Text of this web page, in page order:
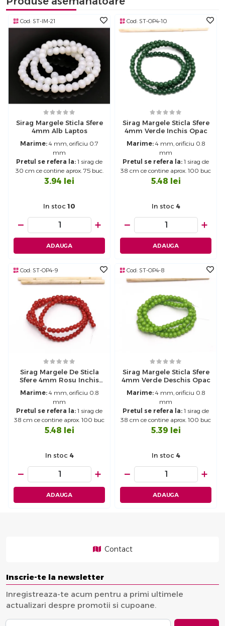
Cod: ST-IM-21
Sirag Margele Sticla Sfere
4mm Alb Laptos
Marime: 4 mm, orificiu 0.7
mm
Pretul se refera la: 1 sirag de
30 cm ce contine aprox. 75 buc.
3.94 lei
In stoc10
− +
ADAUGA
Cod: ST-OP4-10
Sirag Margele Sticla Sfere
4mm Verde Inchis Opac
Marime:4 mm, orificiu 0.8
mm
Pretul se refera la: 1 sirag de
38 cm ce contine aprox. 100 buc
5.48 lei
In stoc 4
− +
ADAUGA
Cod: ST-OP4-9
Sirag Margele De Sticla
Sfere 4mm Rosu Inchis
Marime:4 mm, orificiu 0.8
mm
Pretul se refera la: 1 sirag de
38 cm ce contine aprox. 100 buc
5.48 lei
In stoc 4
− +
ADAUGA
Cod: ST-OP4-8
Sirag Margele Sticla Sfere
4mm Verde Deschis Opac
Marime:4 mm, orificiu 0.8
mm
Pretul se refera la: 1 sirag de
38 cm ce contine aprox. 100 buc
5.39 lei
In stoc 4
− +
ADAUGA
Contact
Inscrie-te la newsletter
Inregistreaza-te acum pentru a primi ultimele
actualizari despre promotii si cupoane.